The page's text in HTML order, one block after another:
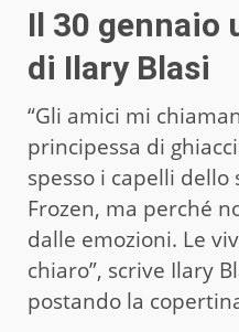
Il 30 gennaio
di Ilary Blasi
“Gli amici mi
principessa di
spesso i capelli dello
Frozen, ma perché
dalle emozioni. Le
chiaro”, scrive Ilary
postando la